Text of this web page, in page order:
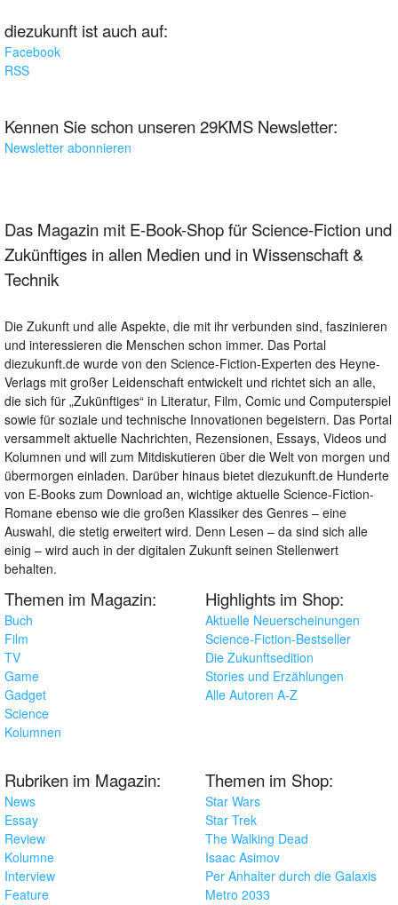
diezukunft ist auch auf:
Facebook
RSS
Kennen Sie schon unseren 29KMS Newsletter:
Newsletter abonnieren
Das Magazin mit E-Book-Shop für Science-Fiction und
Zukünftiges in allen Medien und in Wissenschaft &
Technik
Die Zukunft und alle Aspekte, die mit ihr verbunden sind, faszinieren
und interessieren die Menschen schon immer. Das Portal
diezukunft.de wurde von den Science-Fiction-Experten des Heyne-
Verlags mit großer Leidenschaft entwickelt und richtet sich an alle,
die sich für „Zukünftiges“ in Literatur, Film, Comic und Computerspiel
sowie für soziale und technische Innovationen begeistern. Das Portal
versammelt aktuelle Nachrichten, Rezensionen, Essays, Videos und
Kolumnen und will zum Mitdiskutieren über die Welt von morgen und
übermorgen einladen. Darüber hinaus bietet diezukunft.de Hunderte
von E-Books zum Download an, wichtige aktuelle Science-Fiction-
Romane ebenso wie die großen Klassiker des Genres – eine
Auswahl, die stetig erweitert wird. Denn Lesen – da sind sich alle
einig – wird auch in der digitalen Zukunft seinen Stellenwert
behalten.
Themen im Magazin:
Buch
Film
TV
Game
Gadget
Science
Kolumnen
Highlights im Shop:
Aktuelle Neuerscheinungen
Science-Fiction-Bestseller
Die Zukunftsedition
Stories und Erzählungen
Alle Autoren A-Z
Rubriken im Magazin:
News
Essay
Review
Kolumne
Interview
Feature
Themen im Shop:
Star Wars
Star Trek
The Walking Dead
Isaac Asimov
Per Anhalter durch die Galaxis
Metro 2033